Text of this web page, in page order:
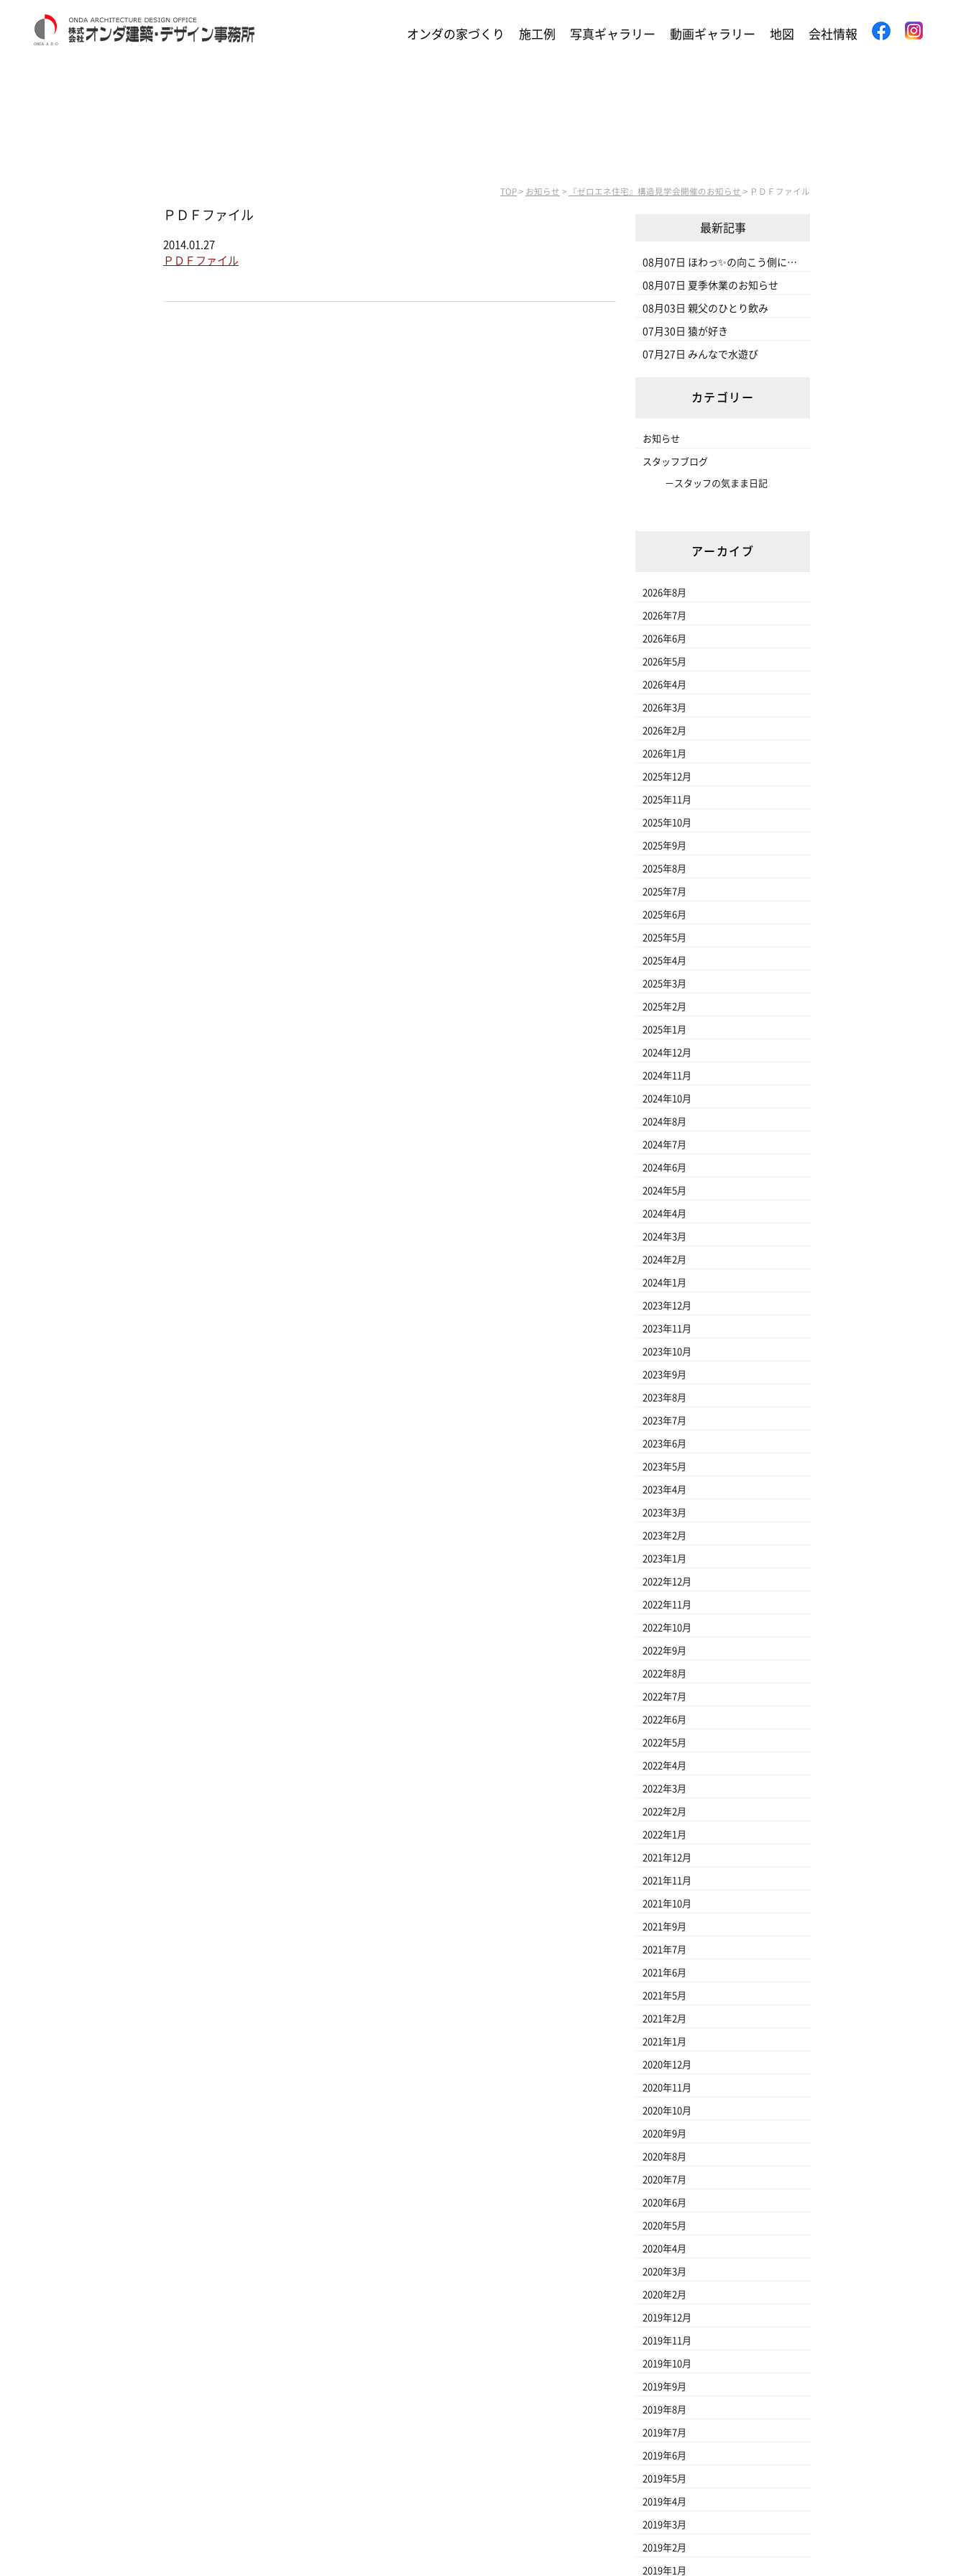
オンダの家づくり 施工例 写真ギャラリー 動画ギャラリー 地図 会社情報
TOP > お知らせ > 『ゼロエネ住宅』構造見学会開催のお知らせ > ＰＤＦファイル
ＰＤＦファイル
2014.01.27
ＰＤＦファイル
最新記事
08月07日 ほわっ✨の向こう側に…
08月07日 夏季休業のお知らせ
08月03日 親父のひとり飲み
07月30日 猿が好き
07月27日 みんなで水遊び
カテゴリー
お知らせ
スタッフブログ
スタッフの気まま日記
アーカイブ
2026年8月
2026年7月
2026年6月
2026年5月
2026年4月
2026年3月
2026年2月
2026年1月
2025年12月
2025年11月
2025年10月
2025年9月
2025年8月
2025年7月
2025年6月
2025年5月
2025年4月
2025年3月
2025年2月
2025年1月
2024年12月
2024年11月
2024年10月
2024年8月
2024年7月
2024年6月
2024年5月
2024年4月
2024年3月
2024年2月
2024年1月
2023年12月
2023年11月
2023年10月
2023年9月
2023年8月
2023年7月
2023年6月
2023年5月
2023年4月
2023年3月
2023年2月
2023年1月
2022年12月
2022年11月
2022年10月
2022年9月
2022年8月
2022年7月
2022年6月
2022年5月
2022年4月
2022年3月
2022年2月
2022年1月
2021年12月
2021年11月
2021年10月
2021年9月
2021年7月
2021年6月
2021年5月
2021年2月
2021年1月
2020年12月
2020年11月
2020年10月
2020年9月
2020年8月
2020年7月
2020年6月
2020年5月
2020年4月
2020年3月
2020年2月
2019年12月
2019年11月
2019年10月
2019年9月
2019年8月
2019年7月
2019年6月
2019年5月
2019年4月
2019年3月
2019年2月
2019年1月